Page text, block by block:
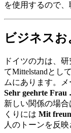
を使用するので
ビジネス
ドイツの力は、
てMittelstandとし
ムにあります。
Sehr geehrte
新しい関係の場
くりには Mit
人のトーンを反映